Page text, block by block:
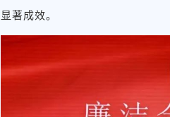
显著成效。